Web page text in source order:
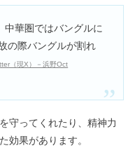
華圏ではバングルに
の際バングルが割れ
（現X）－浜野Oct
守ってくれたり、精神力
効果があります。